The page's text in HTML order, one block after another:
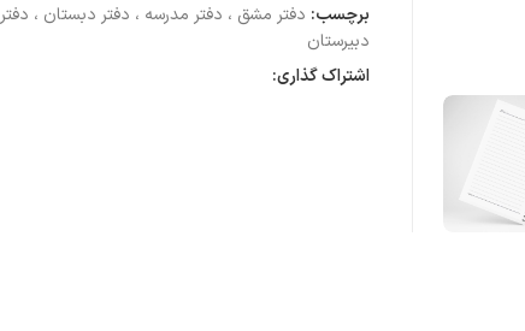
برچسب: دفتر مشق ، دفتر مدرسه ، دفتر دبستان ،
دبیرستان
اشتراک گذاری: